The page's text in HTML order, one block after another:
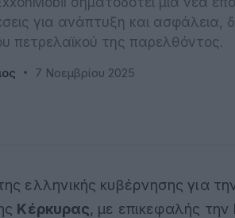
για ανάπτυξη και ασφάλεια,
πετρελαϊκού της παρελθόντος.
7 Νοεμβρίου 2025
ελληνικής κυβέρνησης για
Κέρκυρας, με επικεφαλής την